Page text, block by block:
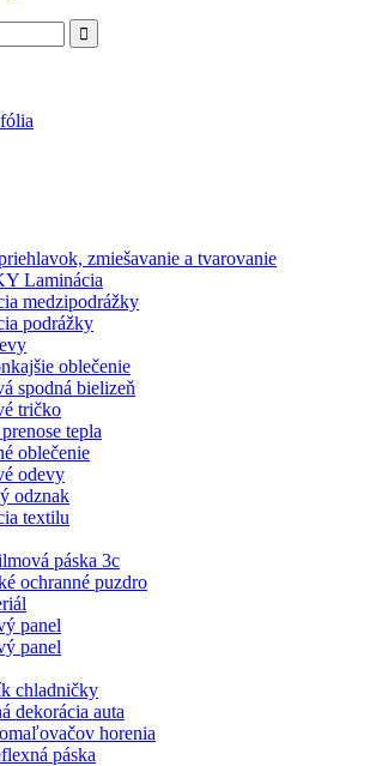
zmiešavanie a tvarovanie
Laminácia
medzipodrážky
podrážky
oblečenie
spodná bielizeň
tričko
tepla
oblečenie
odevy
odznak
textilu
páska 3c
ochranné puzdro
panel
panel
chladničky
dekorácia auta
horenia
páska